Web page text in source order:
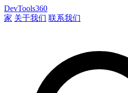
DevTools360
家 关于我们 联系我们